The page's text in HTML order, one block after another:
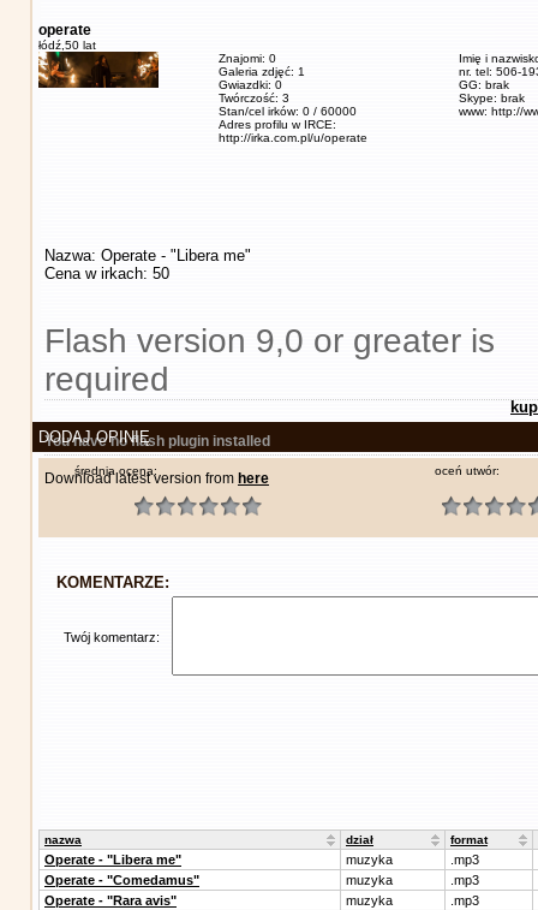
operate
łódź, 50 lat
Znajomi: 0
Galeria zdjęć: 1
Gwiazdki: 0
Twórczość: 3
Stan/cel irków: 0 / 60000
Adres profilu w IRCE:
http://irka.com.pl/u/operate
Imię i
nr. tel: 506-
GG: brak
Skype: brak
www: http://
Nazwa: Operate - "Libera me"
Cena w irkach: 50
Flash version 9,0 or greater is
required
You have no flash plugin installed
Download latest version from here
DODAJ OPINIĘ
średnia ocena: oceń utwór:
KOMENTARZE:
Twój komentarz:
nazwa dział format
Operate - "Libera me" muzyka
.mp3
Operate - "Comedamus"
muzyka
.mp3
Operate - "Rara avis"
muzyka .mp3